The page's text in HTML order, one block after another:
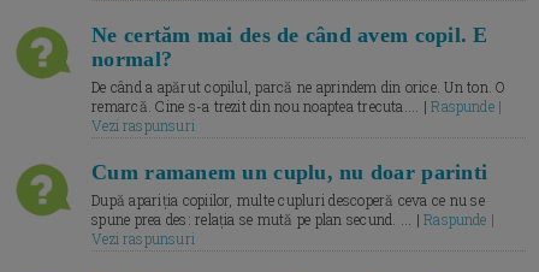
Ne certăm mai des de când avem copil. E
normal?
De când a apărut copilul, parcă ne aprindem din orice. Un ton. O
remarcă. Cine s-a trezit din nou noaptea trecuta.... |Raspunde |
Vezi raspunsuri
Cum ramanem un cuplu, nu doar parinti
După apariția copiilor, multe cupluri descoperă ceva ce nu se
spune prea des: relația se mută pe plan secund. ... |Raspunde |
Vezi raspunsuri